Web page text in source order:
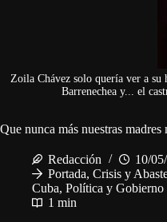
Zoila Chávez solo quería ver a
Barrenechea y... el
Que nunca más nuestras madres
Redacción
10/
Portada, Crisis y
Cuba, Política y Gobierno
1 min